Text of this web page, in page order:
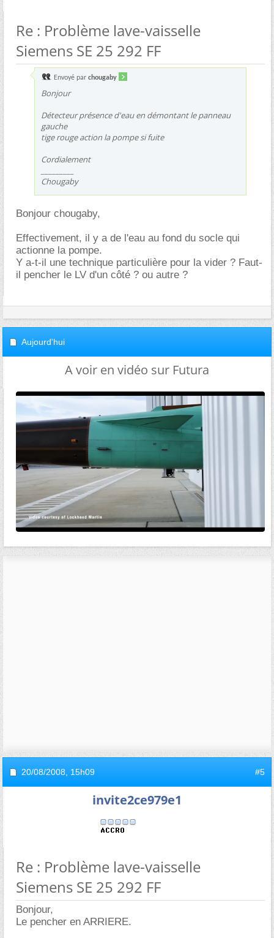
Re : Problème lave-vaisselle
Siemens SE 25 292 FF
Envoyé par chougaby
Bonjour
Détecteur présence d'eau en démontant le panneau
gauche
tige rouge action la pompe si fuite
Cordialement
Chougaby
Bonjour chougaby,
Effectivement, il y a de l'eau au fond du socle qui
actionne la pompe.
Y a-t-il une technique particulière pour la vider ? Faut-
il pencher le LV d'un côté ? ou autre ?
Aujourd'hui
A voir en vidéo sur Futura
20/08/2008, 15h09 #5
invite2ce979e1
Re : Problème lave-vaisselle
Siemens SE 25 292 FF
Bonjour,
Le pencher en ARRIERE.